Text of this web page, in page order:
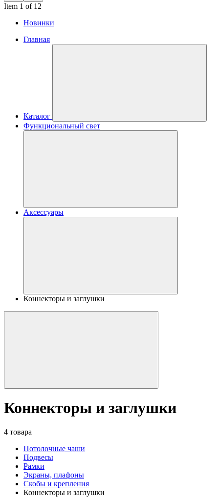
Item 1 of 12
Новинки
Главная
Каталог
Функциональный свет
Аксессуары
Коннекторы и заглушки
Коннекторы и заглушки
4 товара
Потолочные чаши
Подвесы
Рамки
Экраны, плафоны
Скобы и крепления
Коннекторы и заглушки